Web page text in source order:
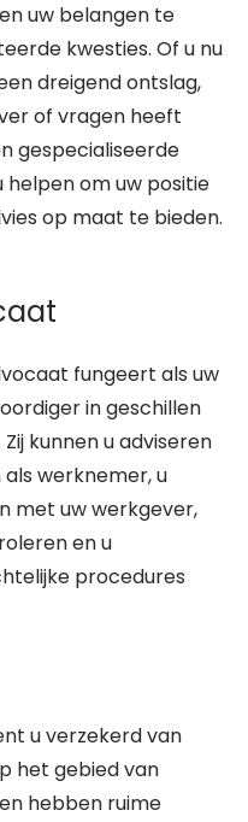
uw belangen te
kwesties. Of u nu
dreigend ontslag,
of vragen heeft
gespecialiseerde
om uw positie
op maat te bieden.
fungeert als uw
in geschillen
kunnen u adviseren
werknemer, u
met uw werkgever,
en u
procedures
u verzekerd van
het gebied van
hebben ruime